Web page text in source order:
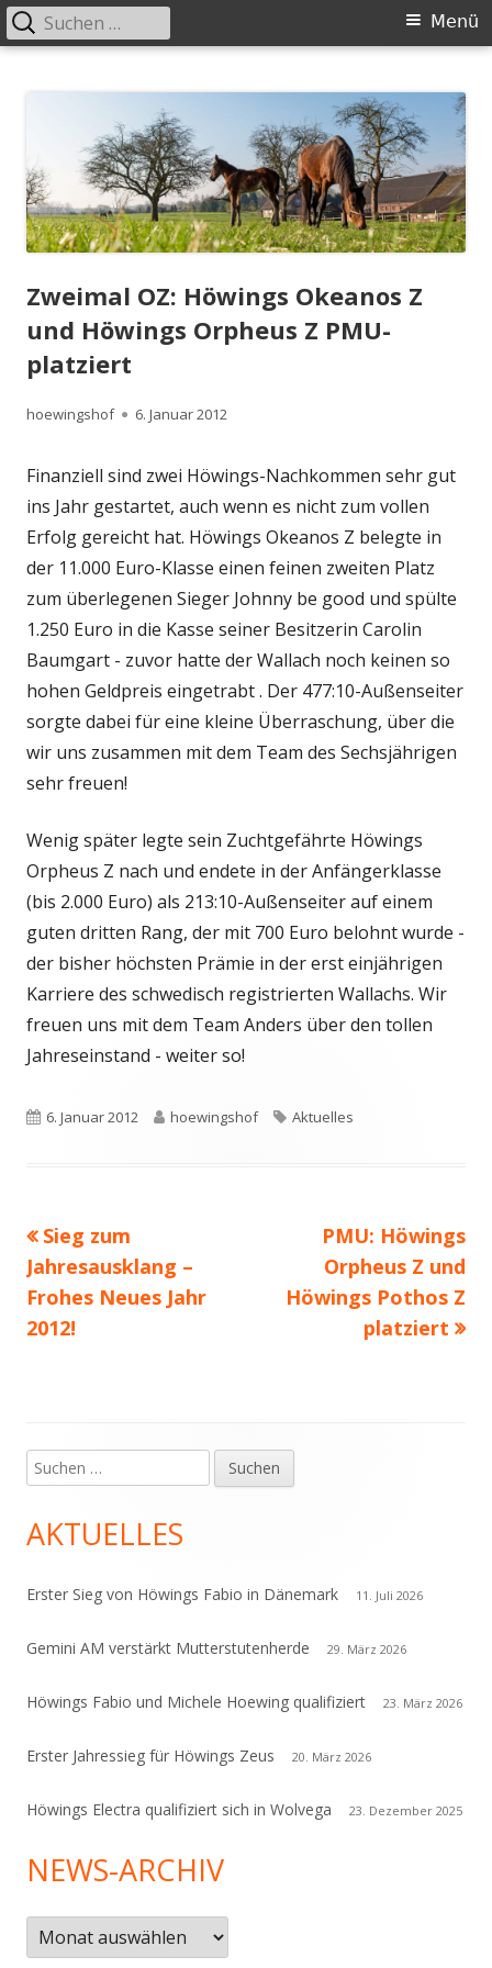
Primäres
Menü
Suchen
nach:
Zweimal OZ: Höwings Okeanos Z
und Höwings Orpheus Z PMU-
platziert
Autor
hoewingshof
Veröffentlicht
6. Januar 2012
Finanziell sind zwei Höwings-Nachkommen sehr gut
ins Jahr gestartet, auch wenn es nicht zum vollen
Erfolg gereicht hat. Höwings Okeanos Z belegte in
der 11.000 Euro-Klasse einen feinen zweiten Platz
zum überlegenen Sieger Johnny be good und spülte
1.250 Euro in die Kasse seiner Besitzerin Carolin
Baumgart - zuvor hatte der Wallach noch keinen so
hohen Geldpreis eingetrabt . Der 477:10-Außenseiter
sorgte dabei für eine kleine Überraschung, über die
wir uns zusammen mit dem Team des Sechsjährigen
sehr freuen!
Wenig später legte sein Zuchtgefährte Höwings
Orpheus Z nach und endete in der Anfängerklasse
(bis 2.000 Euro) als 213:10-Außenseiter auf einem
guten dritten Rang, der mit 700 Euro belohnt wurde -
der bisher höchsten Prämie in der erst einjährigen
Karriere des schwedisch registrierten Wallachs. Wir
freuen uns mit dem Team Anders über den tollen
Jahreseinstand - weiter so!
Veröffentlicht
6. Januar 2012 Autor
hoewingshof Schlagwörter
Aktuelles
Beitragsnavigation
Vorheriger
Beitrag:
Sieg zum
Jahresausklang –
Frohes Neues Jahr
2012!
Nächster
Beitrag
PMU: Höwings
Orpheus Z und
Höwings Pothos Z
platziert
Haupt-
Seitenleiste
Suchen
nach:
AKTUELLES
Erster Sieg von Höwings Fabio in Dänemark 11. Juli 2026
Gemini AM verstärkt Mutterstutenherde 29. März 2026
Höwings Fabio und Michele Hoewing qualifiziert 23. März 2026
Erster Jahressieg für Höwings Zeus 20. März 2026
Höwings Electra qualifiziert sich in Wolvega 23. Dezember 2025
NEWS-ARCHIV
News-
Archiv